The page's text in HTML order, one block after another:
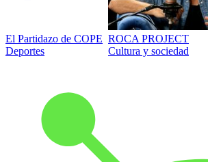
El Partidazo de COPE
Deportes
ROCA PROJECT
Cultura y sociedad